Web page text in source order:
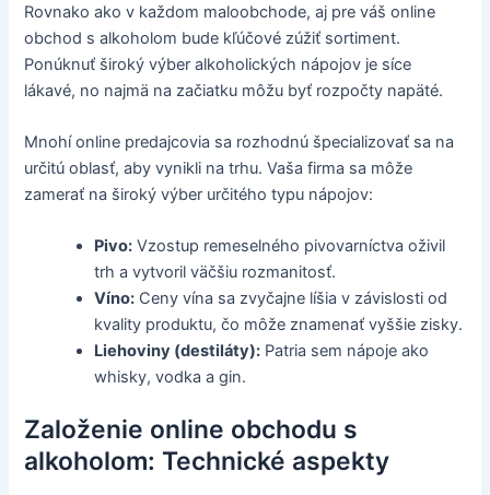
Rovnako ako v každom maloobchode, aj pre váš online
obchod s alkoholom bude kľúčové zúžiť sortiment.
Ponúknuť široký výber alkoholických nápojov je síce
lákavé, no najmä na začiatku môžu byť rozpočty napäté.
Mnohí online predajcovia sa rozhodnú špecializovať sa na
určitú oblasť, aby vynikli na trhu. Vaša firma sa môže
zamerať na široký výber určitého typu nápojov:
Pivo: Vzostup remeselného pivovarníctva oživil
trh a vytvoril väčšiu rozmanitosť.
Víno: Ceny vína sa zvyčajne líšia v závislosti od
kvality produktu, čo môže znamenať vyššie zisky.
Liehoviny (destiláty): Patria sem nápoje ako
whisky, vodka a gin.
Založenie online obchodu s
alkoholom: Technické aspekty